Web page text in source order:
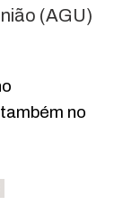
(AGU)
no